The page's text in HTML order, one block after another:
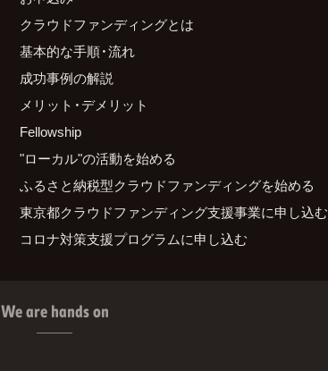
クラウドファンディングとは
基本的な手順・流れ
成功事例の解説
メリット・デメリット
Fellowship
"ローカル"の活動を始める
ふるさと納税型クラウドファンディングを始める
東京都クラウドファンディング支援事業に申し込む
コロナ対策支援プログラムに申し込む
We are hands on